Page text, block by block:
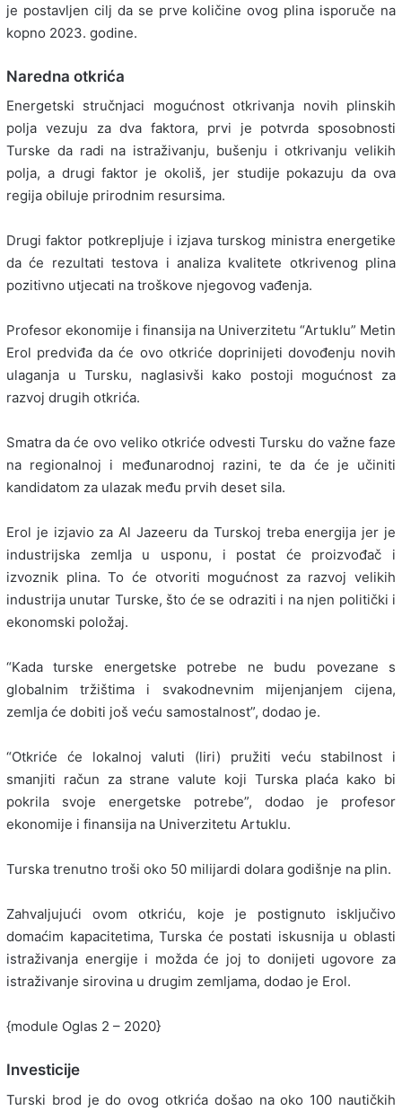
je postavljen cilj da se prve količine ovog plina isporuče na
kopno 2023. godine.
Naredna otkrića
Energetski stručnjaci mogućnost otkrivanja novih plinskih
polja vezuju za dva faktora, prvi je potvrda sposobnosti
Turske da radi na istraživanju, bušenju i otkrivanju velikih
polja, a drugi faktor je okoliš, jer studije pokazuju da ova
regija obiluje prirodnim resursima.
Drugi faktor potkrepljuje i izjava turskog ministra energetike
da će rezultati testova i analiza kvalitete otkrivenog plina
pozitivno utjecati na troškove njegovog vađenja.
Profesor ekonomije i finansija na Univerzitetu “Artuklu” Metin
Erol predviđa da će ovo otkriće doprinijeti dovođenju novih
ulaganja u Tursku, naglasivši kako postoji mogućnost za
razvoj drugih otkrića.
Smatra da će ovo veliko otkriće odvesti Tursku do važne faze
na regionalnoj i međunarodnoj razini, te da će je učiniti
kandidatom za ulazak među prvih deset sila.
Erol je izjavio za Al Jazeeru da Turskoj treba energija jer je
industrijska zemlja u usponu, i postat će proizvođač i
izvoznik plina. To će otvoriti mogućnost za razvoj velikih
industrija unutar Turske, što će se odraziti i na njen politički i
ekonomski položaj.
“Kada turske energetske potrebe ne budu povezane s
globalnim tržištima i svakodnevnim mijenjanjem cijena,
zemlja će dobiti još veću samostalnost”, dodao je.
“Otkriće će lokalnoj valuti (liri) pružiti veću stabilnost i
smanjiti račun za strane valute koji Turska plaća kako bi
pokrila svoje energetske potrebe”, dodao je profesor
ekonomije i finansija na Univerzitetu Artuklu.
Turska trenutno troši oko 50 milijardi dolara godišnje na plin.
Zahvaljujući ovom otkriću, koje je postignuto isključivo
domaćim kapacitetima, Turska će postati iskusnija u oblasti
istraživanja energije i možda će joj to donijeti ugovore za
istraživanje sirovina u drugim zemljama, dodao je Erol.
{module Oglas 2 – 2020}
Investicije
Turski brod je do ovog otkrića došao na oko 100 nautičkih